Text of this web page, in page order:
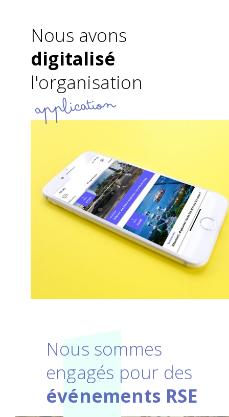
Nous avons
digitalisé
l'organisation
application
Nous sommes
engagés pour des
événements RSE